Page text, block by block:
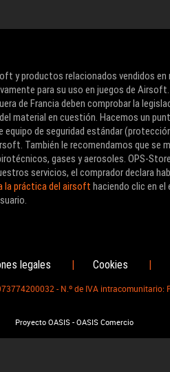
y productos relacionados vendidos
para su uso en juegos de
de Francia deben comprobar la
material en cuestión. Hacemos un
de seguridad estándar
También le recomendamos que se
gases y aerosoles. OPS-
servicios, el comprador declara
la práctica del airsoft haciendo clic en el
legales | Cookies |
- N.º de IVA
Proyecto OASIS - OASIS Comercio